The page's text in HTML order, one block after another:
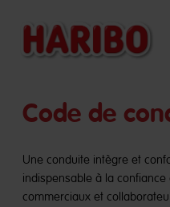
Code de
Une conduite intègre et
indispensable à la
commerciaux et